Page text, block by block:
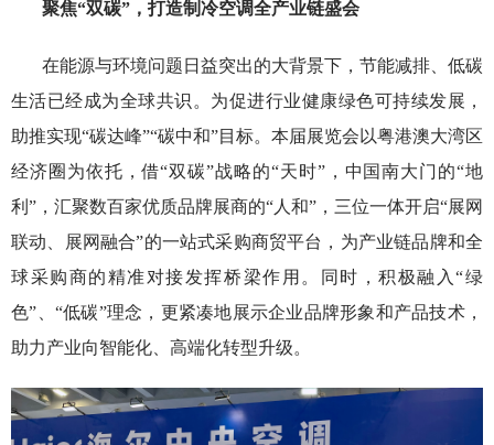
聚焦“双碳” ， 打造制冷空调全产业链盛会
在能源与环境问题日益突出的大背景下，节能减排、低碳
生活已经成为全球共识。为促进行业健康绿色可持续发展，
助推实现“碳达峰”“碳中和”目标。本届展览会以粤港澳大湾区
经济圈为依托，借“双碳”战略的“天时”，中国南大门的“地
利”，汇聚数百家优质品牌展商的“人和”，三位一体开启“展网
联动、展网融合”的一站式采购商贸平台，为产业链品牌和全
球采购商的精准对接发挥桥梁作用。同时，积极融入“绿
色”、“低碳”理念，更紧凑地展示企业品牌形象和产品技术，
助力产业向智能化、高端化转型升级。